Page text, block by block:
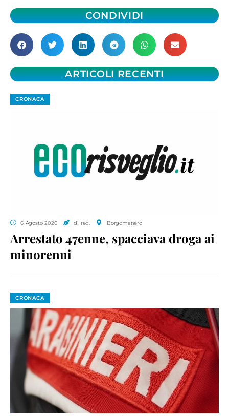
CONDIVIDI
ARTICOLI RECENTI
CRONACA
6 Agosto 2026 di red. Borgomanero
Arrestato 47enne, spacciava droga ai
minorenni
CRONACA